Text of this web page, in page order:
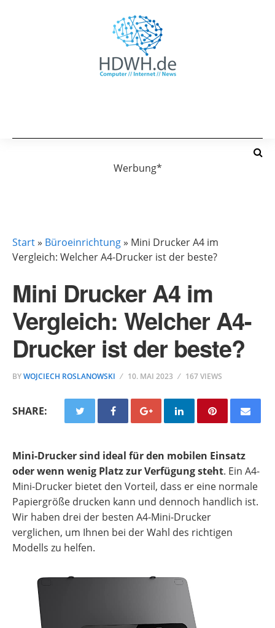
Werbung*
Start» Büroeinrichtung» Mini Drucker A4 im
Vergleich: Welcher A4-Drucker ist der beste?
Mini Drucker A4 im
Vergleich: Welcher A4-
Drucker ist der beste?
BYWOJCIECH ROSLANOWSKI 10. MAI 2023 167 VIEWS
SHARE:
Mini-Drucker sind ideal für den mobilen Einsatz
oder wenn wenig Platz zur Verfügung steht. Ein A4-
Mini-Drucker bietet den Vorteil, dass er eine normale
Papiergröße drucken kann und dennoch handlich ist.
Wir haben drei der besten A4-Mini-Drucker
verglichen, um Ihnen bei der Wahl des richtigen
Modells zu helfen.